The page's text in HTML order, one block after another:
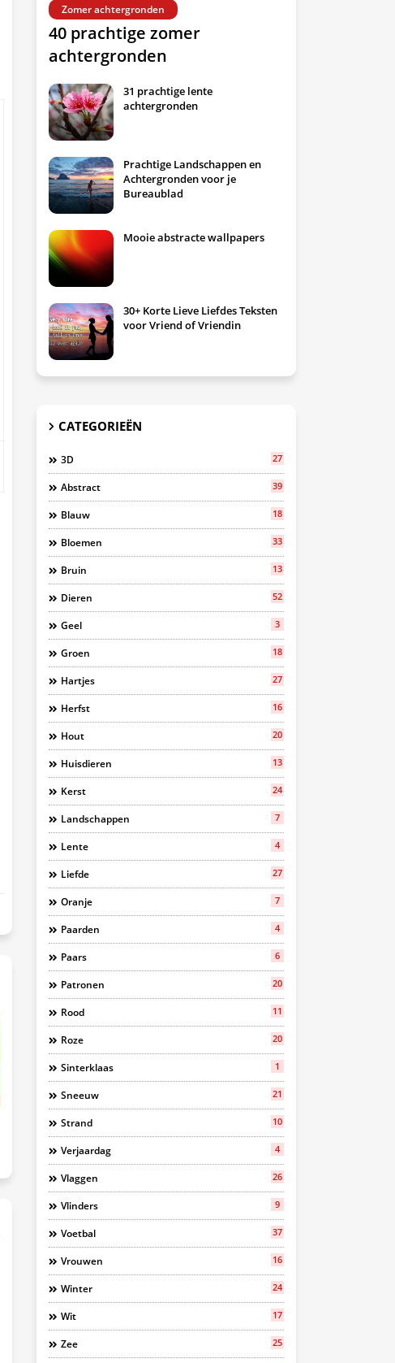
Zomer achtergronden
40 prachtige zomer
achtergronden
31 prachtige lente
achtergronden
Prachtige Landschappen en
Achtergronden voor je
Bureaublad
Mooie abstracte wallpapers
30+ Korte Lieve Liefdes Teksten
voor Vriend of Vriendin
CATEGORIEËN
3D 27
Abstract 39
Blauw 18
Bloemen 33
Bruin 13
Dieren 52
Geel 3
Groen 18
Hartjes 27
Herfst 16
Hout 20
Huisdieren 13
Kerst 24
Landschappen 7
Lente 4
Liefde 27
Oranje 7
Paarden 4
Paars 6
Patronen 20
Rood 11
Roze 20
Sinterklaas 1
Sneeuw 21
Strand 10
Verjaardag 4
Vlaggen 26
Vlinders 9
Voetbal 37
Vrouwen 16
Winter 24
Wit 17
Zee 25